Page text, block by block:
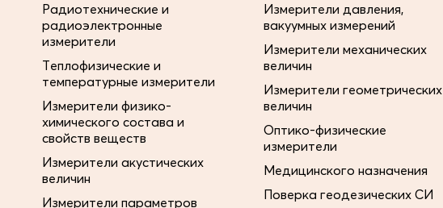
Радиотехнические и
радиоэлектронные
измерители
Теплофизические и
температурные измерители
Измерители физико-
химического состава и
свойств веществ
Измерители акустических
величин
Измерители параметров
Измерители давления,
вакуумных измерений
Измерители механических
величин
Измерители геометрических
величин
Оптико-физические
измерители
Медицинского назначения
Поверка геодезических СИ